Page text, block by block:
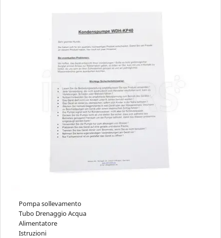
Pompa sollevamento
Tubo Drenaggio Acqua
Alimentatore
Istruzioni